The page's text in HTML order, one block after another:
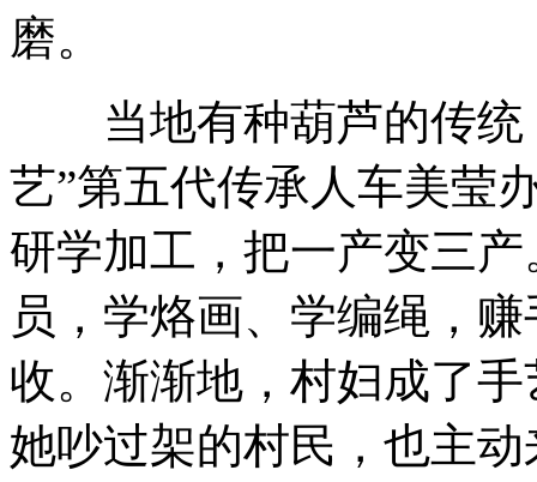
磨。
当地有种葫芦的传统
艺”第五代传承人车美莹
研学加工，把一产变三
员，学烙画、学编绳，
收。渐渐地，村妇成了
她吵过架的村民，也主